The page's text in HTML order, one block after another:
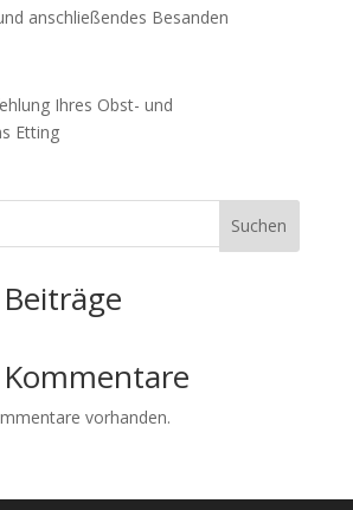
anschließendes Besanden
Ihres Obst- und
Etting
Suchen
vorhanden.